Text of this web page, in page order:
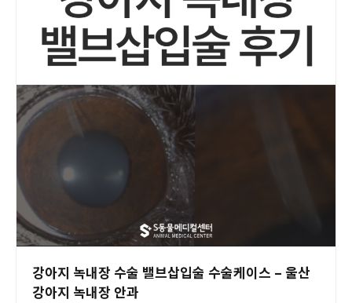
강아지 녹내장 수술 밸브삽입술 수술케이스 – 울산
강아지 녹내장 안과